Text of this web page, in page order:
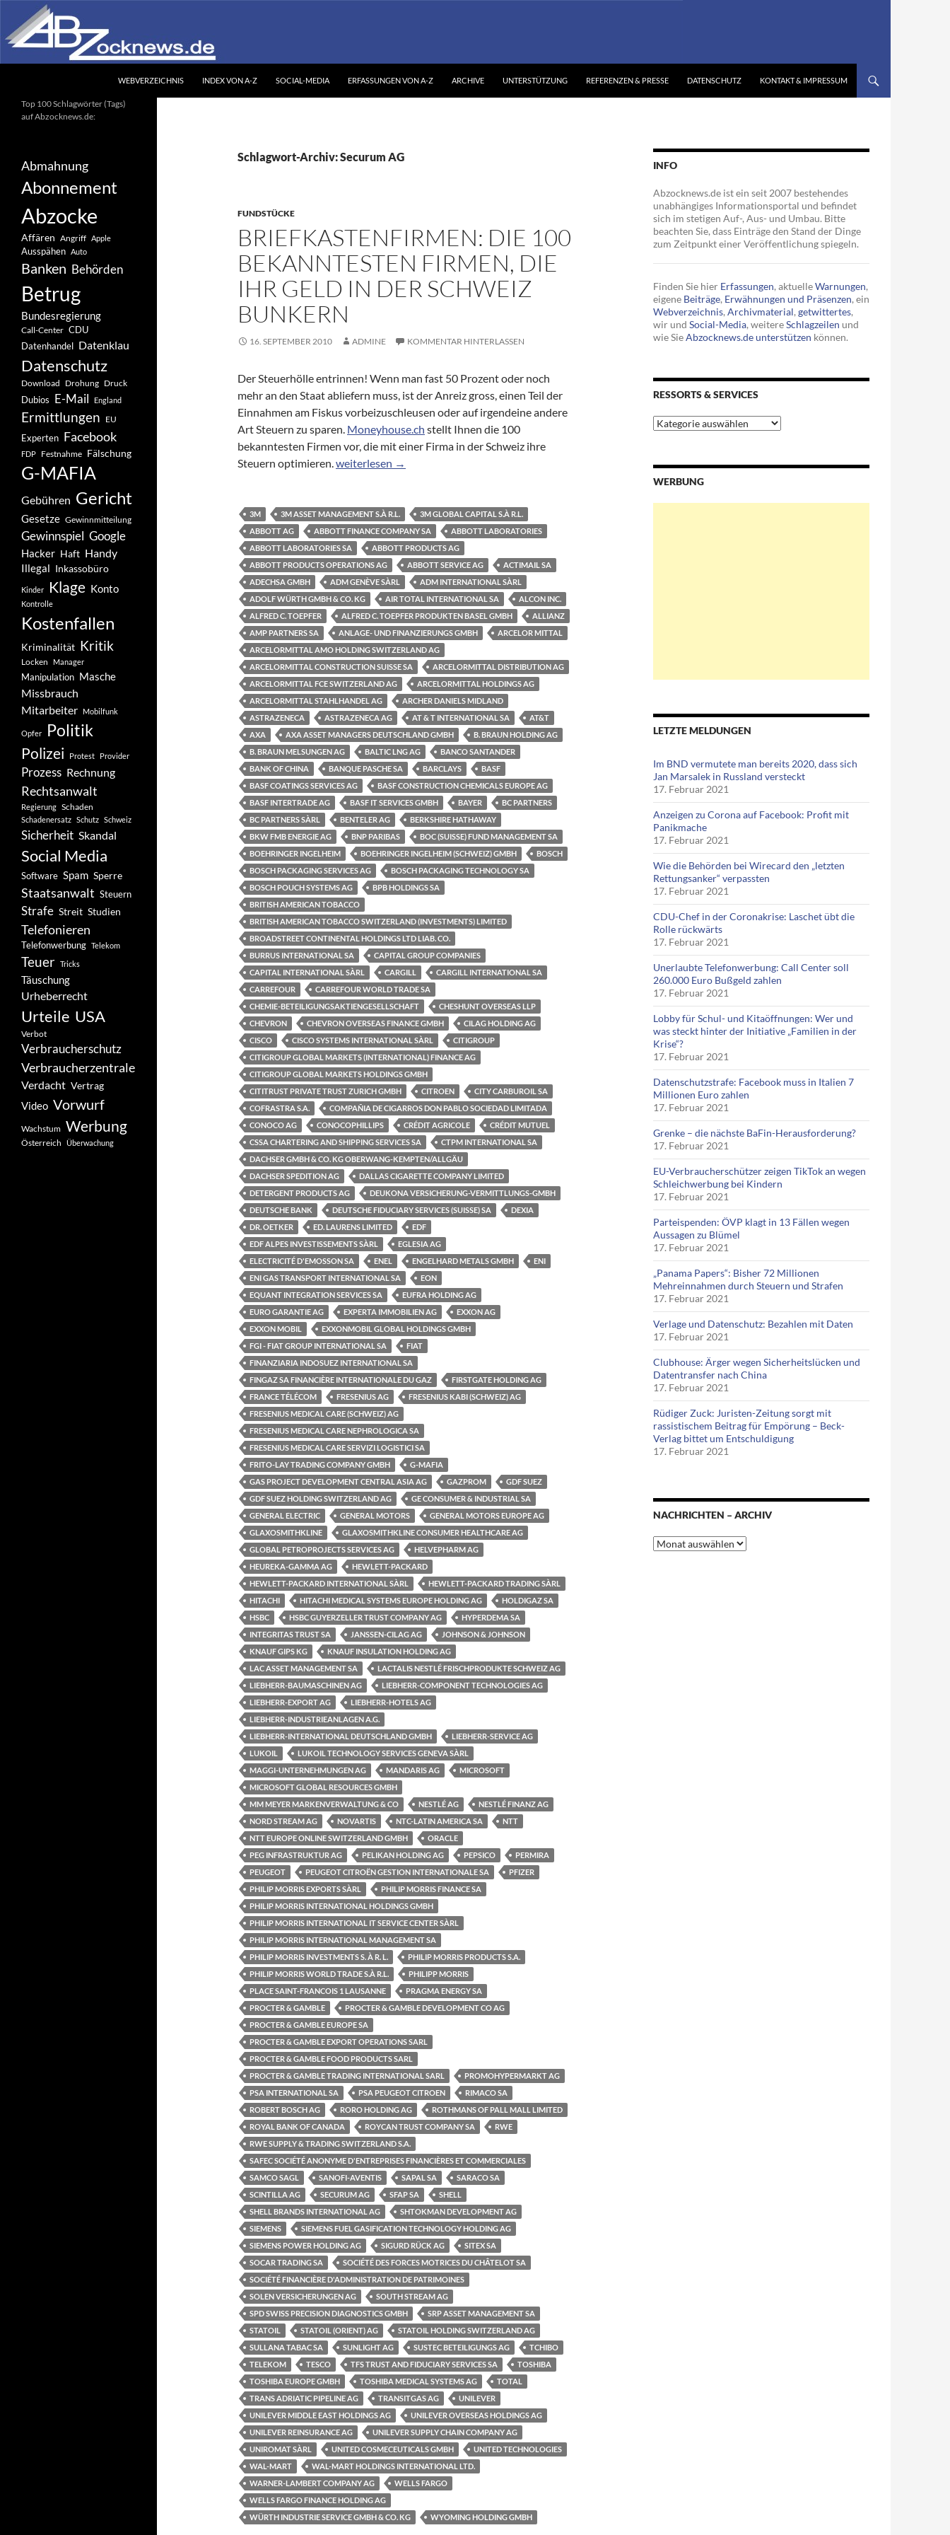
Inhalt
springen
WEBVERZEICHNIS INDEX VON A-Z SOCIAL-MEDIA ERFASSUNGEN VON A-Z ARCHIVE UNTERSTÜTZUNG REFERENZEN & PRESSE DATENSCHUTZ KONTAKT & IMPRESSUM
Schlagwort-Archiv: Securum AG
FUNDSTÜCKE
BRIEFKASTENFIRMEN: DIE 100
BEKANNTESTEN FIRMEN, DIE
IHR GELD IN DER SCHWEIZ
BUNKERN
16. SEPTEMBER 2010 ADMINE KOMMENTAR HINTERLASSEN
Der Steuerhölle entrinnen! Wenn man fast 50 Prozent oder noch
mehr an den Staat abliefern muss, ist der Anreiz gross, einen Teil der
Einnahmen am Fiskus vorbeizuschleusen oder auf irgendeine andere
Art Steuern zu sparen. Moneyhouse.ch stellt Ihnen die 100
bekanntesten Firmen vor, die mit einer Firma in der Schweiz ihre
Steuern optimieren.Briefkastenfirmen: Die 100 bekanntesten Firmen, die Ihr Geld in der Schweiz bunkern
weiterlesen →
3M 3M ASSET MANAGEMENT S.À R.L.
3M GLOBAL CAPITAL S.À R.L.
ABBOTT AG
ABBOTT FINANCE COMPANY SA
ABBOTT LABORATORIES
ABBOTT LABORATORIES SA
ABBOTT PRODUCTS AG
ABBOTT PRODUCTS OPERATIONS AG
ABBOTT SERVICE AG
ACTIMAIL SA
ADECHSA GMBH
ADM GENÈVE SÀRL
ADM INTERNATIONAL SÀRL
ADOLF WÜRTH GMBH & CO. KG
AIR TOTAL INTERNATIONAL SA
ALCON INC.
ALFRED C. TOEPFER
ALFRED C. TOEPFER PRODUKTEN BASEL GMBH
ALLIANZ
AMP PARTNERS SA
ANLAGE- UND FINANZIERUNGS GMBH
ARCELOR MITTAL
ARCELORMITTAL AMO HOLDING SWITZERLAND AG
ARCELORMITTAL CONSTRUCTION SUISSE SA
ARCELORMITTAL DISTRIBUTION AG
ARCELORMITTAL FCE SWITZERLAND AG
ARCELORMITTAL HOLDINGS AG
ARCELORMITTAL STAHLHANDEL AG
ARCHER DANIELS MIDLAND
ASTRAZENECA
ASTRAZENECA AG AT & T INTERNATIONAL SA
AT&T
AXA
AXA ASSET MANAGERS DEUTSCHLAND GMBH
B. BRAUN HOLDING AG
B. BRAUN MELSUNGEN AG
BALTIC LNG AG
BANCO SANTANDER
BANK OF CHINA
BANQUE PASCHE SA BARCLAYS
BASF
BASF COATINGS SERVICES AG
BASF CONSTRUCTION CHEMICALS EUROPE AG
BASF INTERTRADE AG
BASF IT SERVICES GMBH BAYER
BC PARTNERS
BC PARTNERS SÀRL
BENTELER AG
BERKSHIRE HATHAWAY
BKW FMB ENERGIE AG
BNP PARIBAS
BOC (SUISSE) FUND MANAGEMENT SA
BOEHRINGER INGELHEIM
BOEHRINGER INGELHEIM (SCHWEIZ) GMBH
BOSCH
BOSCH PACKAGING SERVICES AG
BOSCH PACKAGING TECHNOLOGY SA
BOSCH POUCH SYSTEMS AG
BPB HOLDINGS SA
BRITISH AMERICAN TOBACCO
BRITISH AMERICAN TOBACCO SWITZERLAND (INVESTMENTS) LIMITED
BROADSTREET CONTINENTAL HOLDINGS LTD LIAB. CO.
BURRUS INTERNATIONAL SA
CAPITAL GROUP COMPANIES
CAPITAL INTERNATIONAL SÀRL
CARGILL
CARGILL INTERNATIONAL SA
CARREFOUR
CARREFOUR WORLD TRADE SA
CHEMIE-BETEILIGUNGSAKTIENGESELLSCHAFT
CHESHUNT OVERSEAS LLP
CHEVRON
CHEVRON OVERSEAS FINANCE GMBH
CILAG HOLDING AG
CISCO
CISCO SYSTEMS INTERNATIONAL SÀRL
CITIGROUP
CITIGROUP GLOBAL MARKETS (INTERNATIONAL) FINANCE AG
CITIGROUP GLOBAL MARKETS HOLDINGS GMBH
CITITRUST PRIVATE TRUST ZURICH GMBH
CITROEN
CITY CARBUROIL SA
COFRASTRA S.A.
COMPAÑIA DE CIGARROS DON PABLO SOCIEDAD LIMITADA
CONOCO AG
CONOCOPHILLIPS CRÉDIT AGRICOLE
CRÉDIT MUTUEL
CSSA CHARTERING AND SHIPPING SERVICES SA
CTPM INTERNATIONAL SA
DACHSER GMBH & CO. KG OBERWANG-KEMPTEN/ALLGÄU
DACHSER SPEDITION AG
DALLAS CIGARETTE COMPANY LIMITED
DETERGENT PRODUCTS AG
DEUKONA VERSICHERUNG-VERMITTLUNGS-GMBH
DEUTSCHE BANK
DEUTSCHE FIDUCIARY SERVICES (SUISSE) SA
DEXIA
DR. OETKER
ED. LAURENS LIMITED
EDF
EDF ALPES INVESTISSEMENTS SÀRL
EGLESIA AG
ELECTRICITÉ D'EMOSSON SA
ENEL ENGELHARD METALS GMBH
ENI
ENI GAS TRANSPORT INTERNATIONAL SA
EON
EQUANT INTEGRATION SERVICES SA
EUFRA HOLDING AG
EURO GARANTIE AG
EXPERTA IMMOBILIEN AG
EXXON AG
EXXON MOBIL
EXXONMOBIL GLOBAL HOLDINGS GMBH
FGI - FIAT GROUP INTERNATIONAL SA
FIAT
FINANZIARIA INDOSUEZ INTERNATIONAL SA
FINGAZ SA FINANCIÈRE INTERNATIONALE DU GAZ
FIRSTGATE HOLDING AG
FRANCE TÉLÉCOM
FRESENIUS AG
FRESENIUS KABI (SCHWEIZ) AG
FRESENIUS MEDICAL CARE (SCHWEIZ) AG
FRESENIUS MEDICAL CARE NEPHROLOGICA SA
FRESENIUS MEDICAL CARE SERVIZI LOGISTICI SA
FRITO-LAY TRADING COMPANY GMBH
G-MAFIA
GAS PROJECT DEVELOPMENT CENTRAL ASIA AG
GAZPROM
GDF SUEZ
GDF SUEZ HOLDING SWITZERLAND AG
GE CONSUMER & INDUSTRIAL SA
GENERAL ELECTRIC
GENERAL MOTORS
GENERAL MOTORS EUROPE AG
GLAXOSMITHKLINE
GLAXOSMITHKLINE CONSUMER HEALTHCARE AG
GLOBAL PETROPROJECTS SERVICES AG
HELVEPHARM AG
HEUREKA-GAMMA AG
HEWLETT-PACKARD
HEWLETT-PACKARD INTERNATIONAL SÀRL
HEWLETT-PACKARD TRADING SÀRL
HITACHI
HITACHI MEDICAL SYSTEMS EUROPE HOLDING AG
HOLDIGAZ SA
HSBC
HSBC GUYERZELLER TRUST COMPANY AG
HYPERDEMA SA
INTEGRITAS TRUST SA
JANSSEN-CILAG AG
JOHNSON & JOHNSON
KNAUF GIPS KG
KNAUF INSULATION HOLDING AG
LAC ASSET MANAGEMENT SA
LACTALIS NESTLÉ FRISCHPRODUKTE SCHWEIZ AG
LIEBHERR-BAUMASCHINEN AG
LIEBHERR-COMPONENT TECHNOLOGIES AG
LIEBHERR-EXPORT AG
LIEBHERR-HOTELS AG
LIEBHERR-INDUSTRIEANLAGEN A.G.
LIEBHERR-INTERNATIONAL DEUTSCHLAND GMBH
LIEBHERR-SERVICE AG
LUKOIL
LUKOIL TECHNOLOGY SERVICES GENEVA SÀRL
MAGGI-UNTERNEHMUNGEN AG
MANDARIS AG
MICROSOFT
MICROSOFT GLOBAL RESOURCES GMBH
MM MEYER MARKENVERWALTUNG & CO
NESTLÉ AG
NESTLÉ FINANZ AG
NORD STREAM AG
NOVARTIS NTC-LATIN AMERICA SA
NTT
NTT EUROPE ONLINE SWITZERLAND GMBH
ORACLE
PEG INFRASTRUKTUR AG
PELIKAN HOLDING AG PEPSICO
PERMIRA
PEUGEOT
PEUGEOT CITROËN GESTION INTERNATIONALE SA
PFIZER
PHILIP MORRIS EXPORTS SÀRL
PHILIP MORRIS FINANCE SA
PHILIP MORRIS INTERNATIONAL HOLDINGS GMBH
PHILIP MORRIS INTERNATIONAL IT SERVICE CENTER SÀRL
PHILIP MORRIS INTERNATIONAL MANAGEMENT SA
PHILIP MORRIS INVESTMENTS S. À R. L.
PHILIP MORRIS PRODUCTS S.A.
PHILIP MORRIS WORLD TRADE S.À R.L.
PHILIPP MORRIS
PLACE SAINT-FRANCOIS 1 LAUSANNE
PRAGMA ENERGY SA
PROCTER & GAMBLE
PROCTER & GAMBLE DEVELOPMENT CO AG
PROCTER & GAMBLE EUROPE SA
PROCTER & GAMBLE EXPORT OPERATIONS SARL
PROCTER & GAMBLE FOOD PRODUCTS SARL
PROCTER & GAMBLE TRADING INTERNATIONAL SARL
PROMOHYPERMARKT AG
PSA INTERNATIONAL SA
PSA PEUGEOT CITROEN
RIMACO SA
ROBERT BOSCH AG
RORO HOLDING AG
ROTHMANS OF PALL MALL LIMITED
ROYAL BANK OF CANADA
ROYCAN TRUST COMPANY SA
RWE
RWE SUPPLY & TRADING SWITZERLAND S.A.
SAFEC SOCIÉTÉ ANONYME D'ENTREPRISES FINANCIÈRES ET COMMERCIALES
SAMCO SAGL
SANOFI-AVENTIS SAPAL SA
SARACO SA
SCINTILLA AG
SECURUM AG SFAP SA
SHELL
SHELL BRANDS INTERNATIONAL AG
SHTOKMAN DEVELOPMENT AG
SIEMENS
SIEMENS FUEL GASIFICATION TECHNOLOGY HOLDING AG
SIEMENS POWER HOLDING AG
SIGURD RÜCK AG
SITEX SA
SOCAR TRADING SA
SOCIÉTÉ DES FORCES MOTRICES DU CHÂTELOT SA
SOCIÉTÉ FINANCIÈRE D'ADMINISTRATION DE PATRIMOINES
SOLEN VERSICHERUNGEN AG
SOUTH STREAM AG
SPD SWISS PRECISION DIAGNOSTICS GMBH
SRP ASSET MANAGEMENT SA
STATOIL
STATOIL (ORIENT) AG
STATOIL HOLDING SWITZERLAND AG
SULLANA TABAC SA
SUNLIGHT AG SUSTEC BETEILIGUNGS AG
TCHIBO
TELEKOM
TESCO TFS TRUST AND FIDUCIARY SERVICES SA
TOSHIBA
TOSHIBA EUROPE GMBH
TOSHIBA MEDICAL SYSTEMS AG
TOTAL
TRANS ADRIATIC PIPELINE AG
TRANSITGAS AG
UNILEVER
UNILEVER MIDDLE EAST HOLDINGS AG
UNILEVER OVERSEAS HOLDINGS AG
UNILEVER REINSURANCE AG
UNILEVER SUPPLY CHAIN COMPANY AG
UNIROMAT SÀRL
UNITED COSMECEUTICALS GMBH
UNITED TECHNOLOGIES
WAL-MART
WAL-MART HOLDINGS INTERNATIONAL LTD.
WARNER-LAMBERT COMPANY AG
WELLS FARGO
WELLS FARGO FINANCE HOLDING AG
WÜRTH INDUSTRIE SERVICE GMBH & CO. KG
WYOMING HOLDING GMBH
INFO
Abzocknews.de ist ein seit 2007 bestehendes
unabhängiges Informationsportal und befindet
sich im stetigen Auf-, Aus- und Umbau. Bitte
beachten Sie, dass Einträge den Stand der Dinge
zum Zeitpunkt einer Veröffentlichung spiegeln.
Finden Sie hier Erfassungen, aktuelleWarnungen,
eigene Beiträge, Erwähnungen und Präsenzen, ein
Webverzeichnis, Archivmaterial, getwittertes,
wir und Social-Media, weitereSchlagzeilen und
wie SieAbzocknews.de unterstützen können.
RESSORTS & SERVICES
Ressorts
&
WERBUNG
LETZTE MELDUNGEN
Im BND vermutete man bereits 2020, dass sich
Jan Marsalek in Russland versteckt
17. Februar 2021
Anzeigen zu Corona auf Facebook: Profit mit
Panikmache
17. Februar 2021
Wie die Behörden bei Wirecard den „letzten
Rettungsanker“ verpassten
17. Februar 2021
CDU-Chef in der Coronakrise: Laschet übt die
Rolle rückwärts
17. Februar 2021
Unerlaubte Telefonwerbung: Call Center soll
260.000 Euro Bußgeld zahlen
17. Februar 2021
Lobby für Schul- und Kitaöffnungen: Wer und
was steckt hinter der Initiative „Familien in der
Krise“?
17. Februar 2021
Datenschutzstrafe: Facebook muss in Italien 7
Millionen Euro zahlen
17. Februar 2021
Grenke – die nächste BaFin-Herausforderung?
17. Februar 2021
EU-Verbraucherschützer zeigen TikTok an wegen
Schleichwerbung bei Kindern
17. Februar 2021
Parteispenden: ÖVP klagt in 13 Fällen wegen
Aussagen zu Blümel
17. Februar 2021
„Panama Papers“: Bisher 72 Millionen
Mehreinnahmen durch Steuern und Strafen
17. Februar 2021
Verlage und Datenschutz: Bezahlen mit Daten
17. Februar 2021
Clubhouse: Ärger wegen Sicherheitslücken und
Datentransfer nach China
17. Februar 2021
Rüdiger Zuck: Juristen-Zeitung sorgt mit
rassistischem Beitrag für Empörung – Beck-
Verlag bittet um Entschuldigung
17. Februar 2021
NACHRICHTEN – ARCHIV
Nachrichten
–
Ihr unabhängiges
Informationsportal
Top 100 Schlagwörter (Tags)
auf Abzocknews.de:
Abmahnung
Abonnement
Abzocke
Affären Angriff Apple
Ausspähen Auto
Banken Behörden
Betrug
Bundesregierung
Call-Center CDU
Datenhandel Datenklau
Datenschutz
Download Drohung Druck
Dubios E-Mail England
Ermittlungen EU
Experten Facebook
FDP Festnahme Fälschung
G-MAFIA
Gebühren Gericht
Gesetze Gewinnmitteilung
Gewinnspiel Google
Hacker Haft Handy
Illegal Inkassobüro
Kinder Klage Konto
Kontrolle
Kostenfallen
Kriminalität Kritik
Locken Manager
Manipulation Masche
Missbrauch
Mitarbeiter
Mobilfunk
Opfer Politik
Polizei Protest Provider
Prozess Rechnung
Rechtsanwalt
Regierung Schaden
Schadenersatz Schutz Schweiz
Sicherheit Skandal
Social Media
Software Spam Sperre
Staatsanwalt Steuern
Strafe Streit Studien
Telefonieren
Telefonwerbung Telekom
Teuer Tricks
Täuschung
Urheberrecht
Urteile USA
Verbot
Verbraucherschutz
Verbraucherzentrale
Verdacht Vertrag
Video Vorwurf
Wachstum Werbung
Österreich Überwachung